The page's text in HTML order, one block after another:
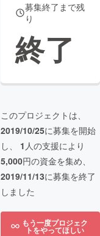
募集終了まで残
り
終了
このプロジェクトは、
2019/10/25に募集を開始
し、 1 人の支援により
5,000円の資金を集め、
2019/11/13に募集を終了
しました
もう一度プロジェク
トをやってほしい